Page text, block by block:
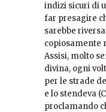
indizi sicuri di
far presagire
sarebbe
copiosamente
Assisi, molto
divina, ogni
per le strade
e lo stendeva
proclamando